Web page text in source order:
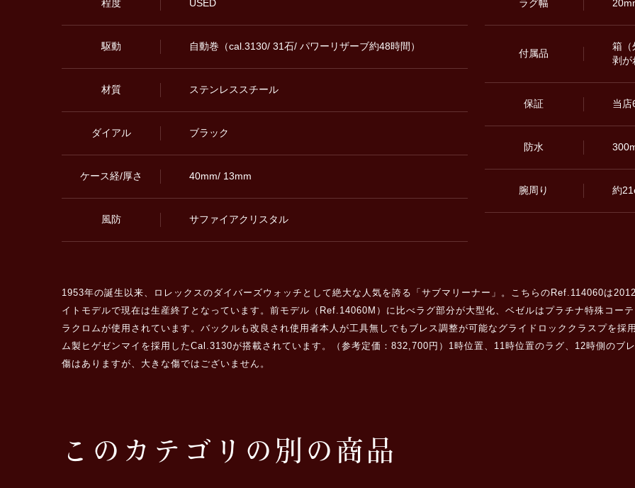
程度 USED
駆動 自動巻（cal.3130/ 31石/ パワーリザーブ約48時間）
材質 ステンレススチール
ダイアル ブラック
ケース経/厚さ 40mm/ 13mm
風防 サファイアクリスタル
ラグ幅
付属品
箱（
剥が
保証 当店
防水
腕周り 約
1953年の誕生以来、ロレックスのダイバーズウォッチとして絶大な人気を誇る「サブマリーナー」。こちらのRef.114060は
イトモデルで現在は生産終了となっています。前モデル（Ref.14060M）に比べラグ部分が大型化、ベゼルはプラチナ特殊コー
ラクロムが使用されています。バックルも改良され使用者本人が工具無しでもブレス調整が可能なグライドロッククラスプを
ム製ヒゲゼンマイを採用したCal.3130が搭載されています。（参考定価：832,700円）1時位置、11時位置のラグ、12時側のブ
傷はありますが、大きな傷ではございません。
このカテゴリの別の商品